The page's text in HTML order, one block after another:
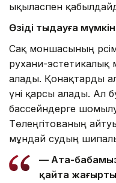
ықыласпен
Өзіңді тыңдауға
Сақ моншасының
рухани-
алады. Қонақтарды
үні қарсы алады. Ал
бассейндерге
Төлеңгітованың
мұндай судың
— Ата-
қайта